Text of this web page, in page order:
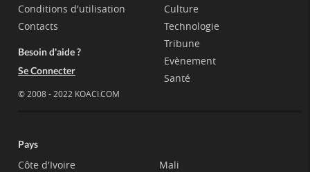
Conditions d'utilisation
Contacts
Besoin d'aide ?
Se Connecter
© 2008 - 2022 KOACI.COM
Culture
Technologie
Tribune
Evènement
Santé
Pays
Côte d'Ivoire
Mali